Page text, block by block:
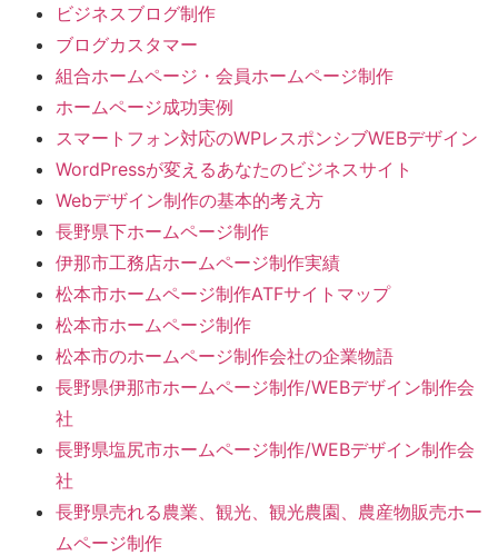
ビジネスブログ制作
ブログカスタマー
組合ホームページ・会員ホームページ制作
ホームページ成功実例
スマートフォン対応のWPレスポンシブWEBデザイン
WordPressが変えるあなたのビジネスサイト
Webデザイン制作の基本的考え方
長野県下ホームページ制作
伊那市工務店ホームページ制作実績
松本市ホームページ制作ATFサイトマップ
松本市ホームページ制作
松本市のホームページ制作会社の企業物語
長野県伊那市ホームページ制作/WEBデザイン制作会
社
長野県塩尻市ホームページ制作/WEBデザイン制作会
社
長野県売れる農業、観光、観光農園、農産物販売ホー
ムページ制作